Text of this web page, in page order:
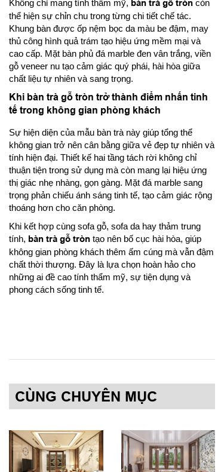
Không chỉ mang tính thẩm mỹ, bàn trà gỗ tròn còn
thể hiện sự chỉn chu trong từng chi tiết chế tác.
Khung bàn được ốp nệm bọc da màu be đậm, may
thủ công hình quả trám tạo hiệu ứng mềm mại và
cao cấp. Mặt bàn phủ đá marble đen vân trắng, viền
gỗ veneer nu tạo cảm giác quý phái, hài hòa giữa
chất liệu tự nhiên và sang trọng.
Khi bàn trà gỗ tròn trở thành điểm nhấn tinh
tế trong không gian phòng khách
Sự hiện diện của mẫu bàn trà này giúp tổng thể
không gian trở nên cân bằng giữa vẻ đẹp tự nhiên và
tính hiện đại. Thiết kế hai tầng tách rời không chỉ
thuận tiện trong sử dụng mà còn mang lại hiệu ứng
thị giác nhẹ nhàng, gọn gàng. Mặt đá marble sang
trọng phản chiếu ánh sáng tinh tế, tạo cảm giác rộng
thoáng hơn cho căn phòng.
Khi kết hợp cùng sofa gỗ, sofa da hay thảm trung
tính, bàn trà gỗ tròn tạo nên bố cục hài hòa, giúp
không gian phòng khách thêm ấm cúng mà vẫn đậm
chất thời thượng. Đây là lựa chọn hoàn hảo cho
những ai đề cao tính thẩm mỹ, sự tiện dụng và
phong cách sống tinh tế.
CÙNG CHUYÊN MỤC